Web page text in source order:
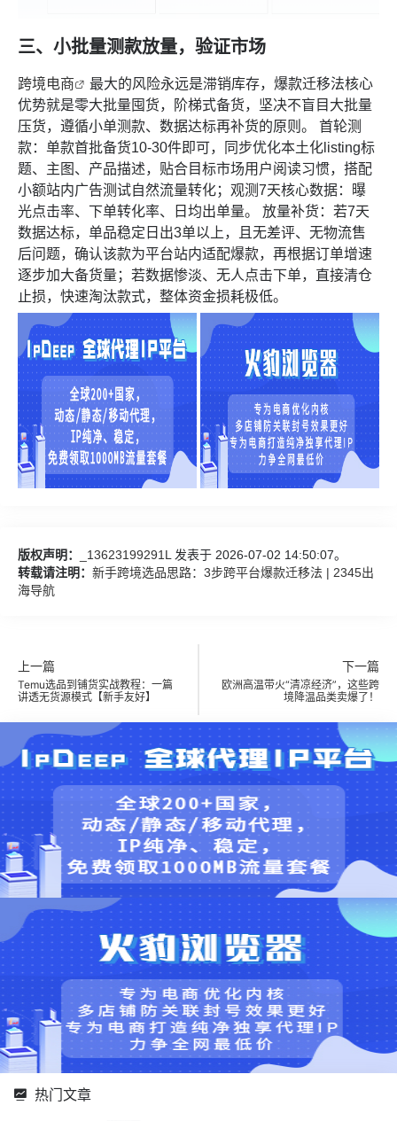
三、小批量测款放量，验证市场
跨境电商
最大的风险永远是滞销库存，爆款迁移法核心
优势就是零大批量囤货，阶梯式备货，坚决不盲目大批量
压货，遵循小单测款、数据达标再补货的原则。 首轮测
款：单款首批备货10-30件即可，同步优化本土化listing标
题、主图、产品描述，贴合目标市场用户阅读习惯，搭配
小额站内广告测试自然流量转化；观测7天核心数据：曝
光点击率、下单转化率、日均出单量。 放量补货：若7天
数据达标，单品稳定日出3单以上，且无差评、无物流售
后问题，确认该款为平台站内适配爆款，再根据订单增速
逐步加大备货量；若数据惨淡、无人点击下单，直接清仓
止损，快速淘汰款式，整体资金损耗极低。
版权声明： _13623199291L 发表于 2026-07-02 14:50:07。
转载请注明： 新手跨境选品思路：3步跨平台爆款迁移法 | 2345出
海导航
上一篇
Temu选品到铺货实战教程：一篇
讲透无货源模式【新手友好】
下一篇
欧洲高温带火“清凉经济”，这些跨
境降温品类卖爆了！
热门文章